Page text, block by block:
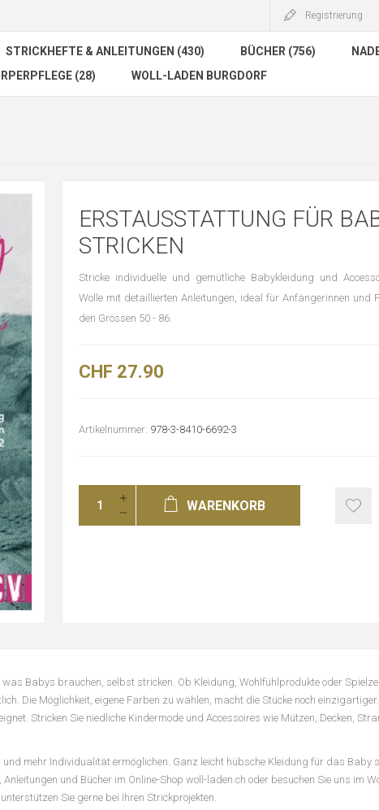
Registrierung
STRICKHEFTE & ANLEITUNGEN (430) BÜCHER (756)
(28) WOLL-LADEN BURGDORF
ERSTAUSSTATTUNG FÜR
STRICKEN
Stricke individuelle und gemütliche Babykleidung und
Wolle mit detaillierten Anleitungen, ideal für Anfängerinnen und
den Grössen 50 - 86.
CHF 27.90
Artikelnummer: 978-3-8410-6692-3
WARENKORB
was Babys brauchen, selbst stricken. Ob Kleidung, Wohlfühlprodukte oder
Die Möglichkeit, eigene Farben zu wählen, macht die Stücke noch
Stricken Sie niedliche Kindermode und Accessoires wie Mützen, Decken,
und mehr Individualität ermöglichen. Ganz leicht hübsche Kleidung für das Baby
und Bücher im Online-Shop woll-laden.ch oder besuchen Sie uns im
Sie gerne bei Ihren Strickprojekten.